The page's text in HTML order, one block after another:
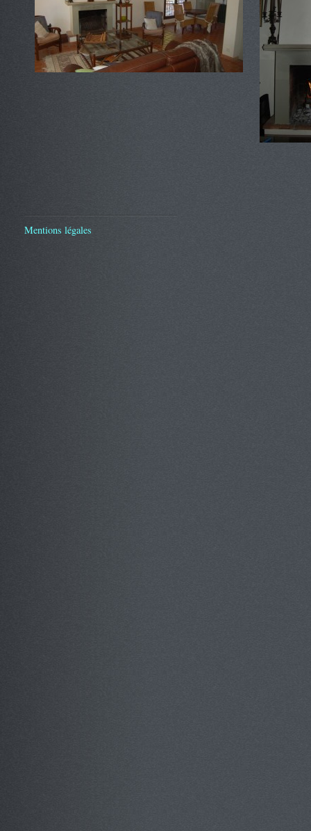
Mentions légales